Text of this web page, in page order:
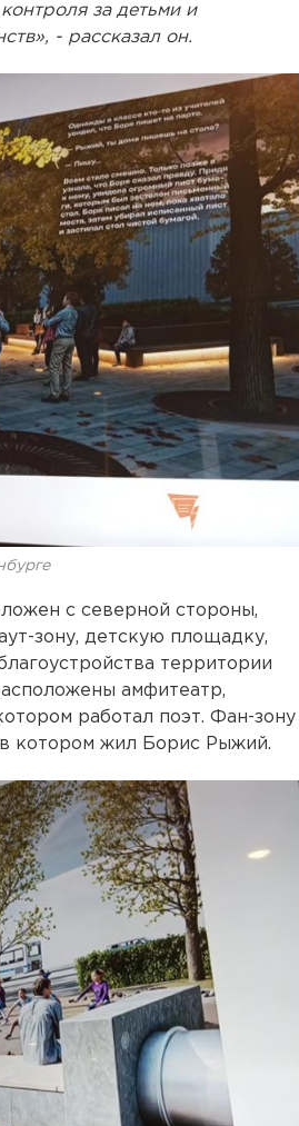
за детьми и
- рассказал он.
с северной стороны,
зону, детскую площадку,
территории
амфитеатр,
работал поэт. Фан-зону
котором жил Борис Рыжий.